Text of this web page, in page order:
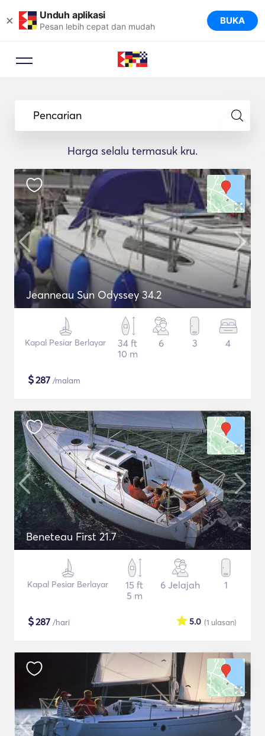
× Unduh aplikasi
Pesan lebih cepat dan mudah BUKA
Pencarian
Harga selalu termasuk kru.
Jeanneau Sun Odyssey 34.2
Kapal Pesiar Berlayar
34 ft
10 m
6 3 4
$287 /malam
Beneteau First 21.7
Kapal Pesiar Berlayar
15 ft
5 m
6 Jelajah 1
$287 /hari (1 ulasan)
5.0